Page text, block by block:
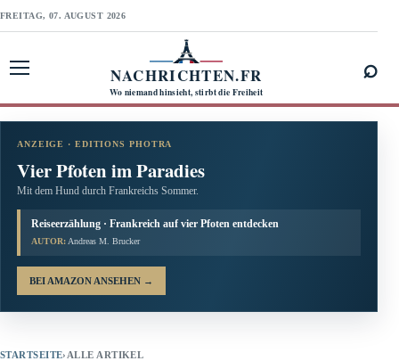
FREITAG, 07. AUGUST 2026
NACHRICHTEN.FR
Wo niemand hinsieht, stirbt die Freiheit
⌕
ANZEIGE · EDITIONS PHOTRA
Vier Pfoten im Paradies
Mit dem Hund durch Frankreichs Sommer.
Reiseerzählung · Frankreich auf vier Pfoten entdecken
AUTOR: Andreas M. Brucker
BEI AMAZON ANSEHEN →
STARTSEITE› ALLE ARTIKEL